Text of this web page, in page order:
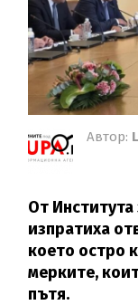
Автор:
От Института
изпратиха
което остро
мерките,
пътя.